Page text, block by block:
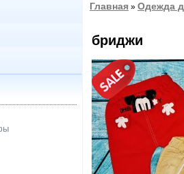
Главная » Одежда
бриджи